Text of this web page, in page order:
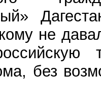
не
без